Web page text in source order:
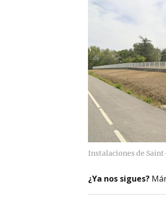
Instalaciones de
¿Ya nos sigues?